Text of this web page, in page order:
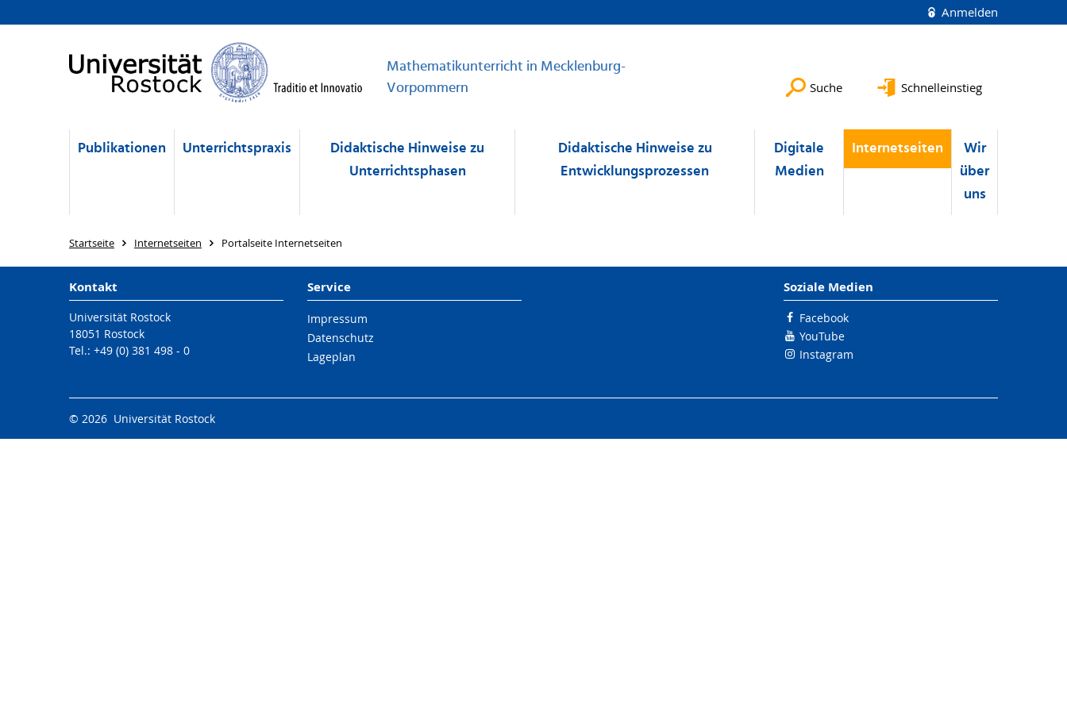
Anmelden
Mathematikunterricht in Mecklenburg-
Vorpommern
Suche Schnelleinstieg
Publikationen Unterrichtspraxis
Didaktische Hinweise zu
Unterrichtsphasen
Didaktische Hinweise zu
Entwicklungsprozessen
Digitale
Medien
Internetseiten
Wir
über
uns
Startseite Internetseiten Portalseite Internetseiten
Kontakt
Universität Rostock
18051 Rostock
Tel.: +49 (0) 381 498 - 0
Service
Impressum
Datenschutz
Lageplan
Soziale Medien
Facebook
YouTube
Instagram
© 2026 Universität Rostock